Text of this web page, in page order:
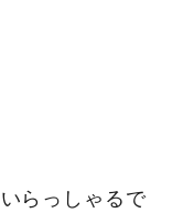
らっしゃるで